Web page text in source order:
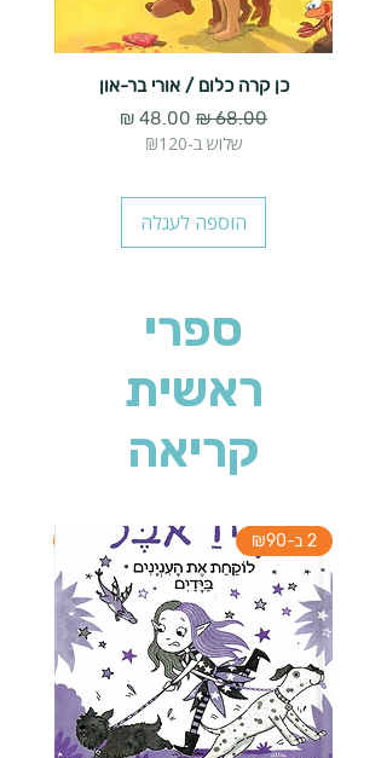
כן קרה כלום / אורי בר-און
מחיר רגיל מחיר מבצע
שלוש ב-₪120
הוספה לעגלה
ספרי
ראשית
קריאה
2 ב-₪90